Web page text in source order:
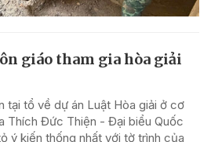
giáo tham gia hòa giải
tại tổ về dự án Luật Hòa giải ở cơ
Thích Đức Thiện - Đại biểu Quốc
ý kiến thống nhất với tờ trình của